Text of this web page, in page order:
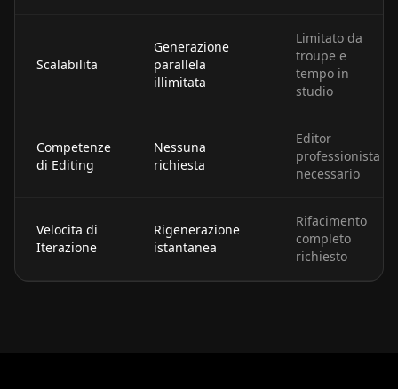
Scalabilita
Generazione
parallela
illimitata
Limitato da
troupe e
tempo in
studio
Competenze
di Editing
Nessuna
richiesta
Editor
professionista
necessario
Velocita di
Iterazione
Rigenerazione
istantanea
Rifacimento
completo
richiesto